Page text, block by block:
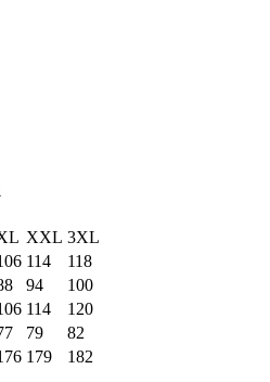
XXL 3XL
114
118
94
100
114
120
79
82
179 182